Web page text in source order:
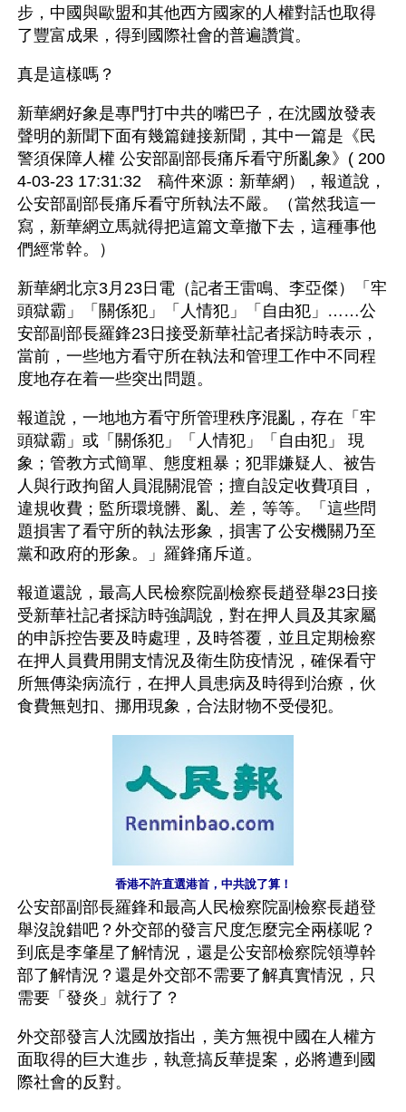
步，中國與歐盟和其他西方國家的人權對話也取得
了豐富成果，得到國際社會的普遍讚賞。
真是這樣嗎？
新華網好象是專門打中共的嘴巴子，在沈國放發表
聲明的新聞下面有幾篇鏈接新聞，其中一篇是《民
警須保障人權 公安部副部長痛斥看守所亂象》( 200
4-03-23 17:31:32　稿件來源：新華網），報道說，
公安部副部長痛斥看守所執法不嚴。（當然我這一
寫，新華網立馬就得把這篇文章撤下去，這種事他
們經常幹。）
新華網北京3月23日電（記者王雷鳴、李亞傑）「牢
頭獄霸」「關係犯」「人情犯」「自由犯」……公
安部副部長羅鋒23日接受新華社記者採訪時表示，
當前，一些地方看守所在執法和管理工作中不同程
度地存在着一些突出問題。
報道說，一地地方看守所管理秩序混亂，存在「牢
頭獄霸」或「關係犯」「人情犯」「自由犯」 現
象；管教方式簡單、態度粗暴；犯罪嫌疑人、被告
人與行政拘留人員混關混管；擅自設定收費項目，
違規收費；監所環境髒、亂、差，等等。「這些問
題損害了看守所的執法形象，損害了公安機關乃至
黨和政府的形象。」羅鋒痛斥道。
報道還說，最高人民檢察院副檢察長趙登舉23日接
受新華社記者採訪時強調說，對在押人員及其家屬
的申訴控告要及時處理，及時答覆，並且定期檢察
在押人員費用開支情況及衛生防疫情況，確保看守
所無傳染病流行，在押人員患病及時得到治療，伙
食費無剋扣、挪用現象，合法財物不受侵犯。
香港不許直選港首，中共說了算！
公安部副部長羅鋒和最高人民檢察院副檢察長趙登
舉沒說錯吧？外交部的發言尺度怎麼完全兩樣呢？
到底是李肇星了解情況，還是公安部檢察院領導幹
部了解情況？還是外交部不需要了解真實情況，只
需要「發炎」就行了？
外交部發言人沈國放指出，美方無視中國在人權方
面取得的巨大進步，執意搞反華提案，必將遭到國
際社會的反對。